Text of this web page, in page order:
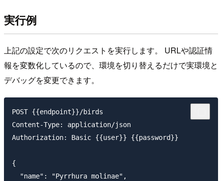
実行例
上記の設定で次のリクエストを実行します。 URLや認証情
報を変数化しているので、環境を切り替えるだけで実環境と
デバッグを変更できます。
POST {{endpoint}}/birds
Content-Type: application/json
Authorization: Basic {{user}} {{password}}
{
  "name": "Pyrrhura molinae",